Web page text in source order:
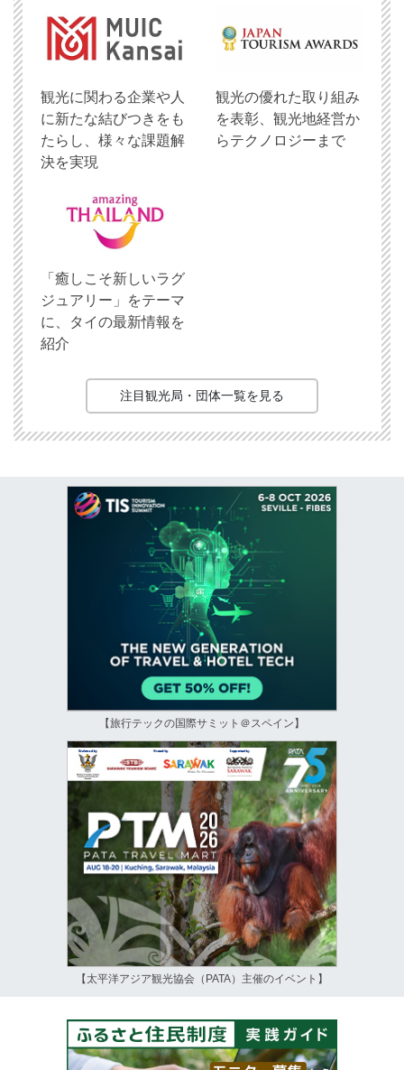
観光に関わる企業や人
に新たな結びつきをも
たらし、様々な課題解
決を実現
観光の優れた取り組み
を表彰、観光地経営か
らテクノロジーまで
「癒しこそ新しいラグ
ジュアリー」をテーマ
に、タイの最新情報を
紹介
注目観光局・団体一覧を見る
【旅行テックの国際サミット＠スペイン】
【太平洋アジア観光協会（PATA）主催のイベント】